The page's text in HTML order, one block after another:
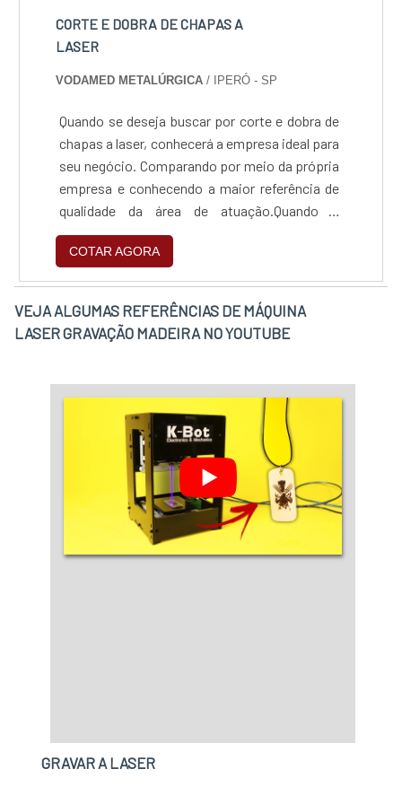
de comércio atacadista de máquinas e
equipamentos industriais. Com foco na
variados como gravação a laser industrial e
assertividade.Para tal sucesso, a empresa
investiu em profissionais competentes e em
equipamentos inovadores. A FHTEC -
Máquinas, Peças e Serviços é uma empresa
que tem sido preferência no segmento por
toda seriedade e qualidade o que comprova
sua essência de trazer o melhor para os
parceiros.
CORTE E DOBRA DE CHAPAS A
LASER
VODAMED METALÚRGICA / IPERÓ - SP
Quando se deseja buscar por corte e dobra de
chapas a laser, conhecerá a empresa ideal para
seu negócio. Comparando por meio da própria
empresa e conhecendo a maior referência de
qualidade da área de atuação.Quando o
interesse é por corte e dobra de chapas a laser,
com a equipe da Vodamed Metalúrgica o
cliente conseguirá ótima qualidade com
pagamento acessível.ALGUNS DETALHES
SOBRE CORTE E DOBRA DE CHAPAS A
LASERA Vodamed Metalúrgica objetiva sua
escritório de alta qualidade onde são
realizadas as atividades e estrutura suficiente
para atender todas as demandas, tudo para
garantir corte e dobra de chapas com ótima
qualidade.Há muitas maneiras eficientes de
uma empresa demonstrar competência,
excelência e destaque em sua área de atuação.
A Vodamed Metalúrgica se mostra referência
ótima qualidade e precisão, características
simples, mas que mostram o
COTAR AGORA
VEJA ALGUMAS REFERÊNCIAS DE MÁQUINA
LASER GRAVAÇÃO MADEIRA NO YOUTUBE
GRAVAR A LASER